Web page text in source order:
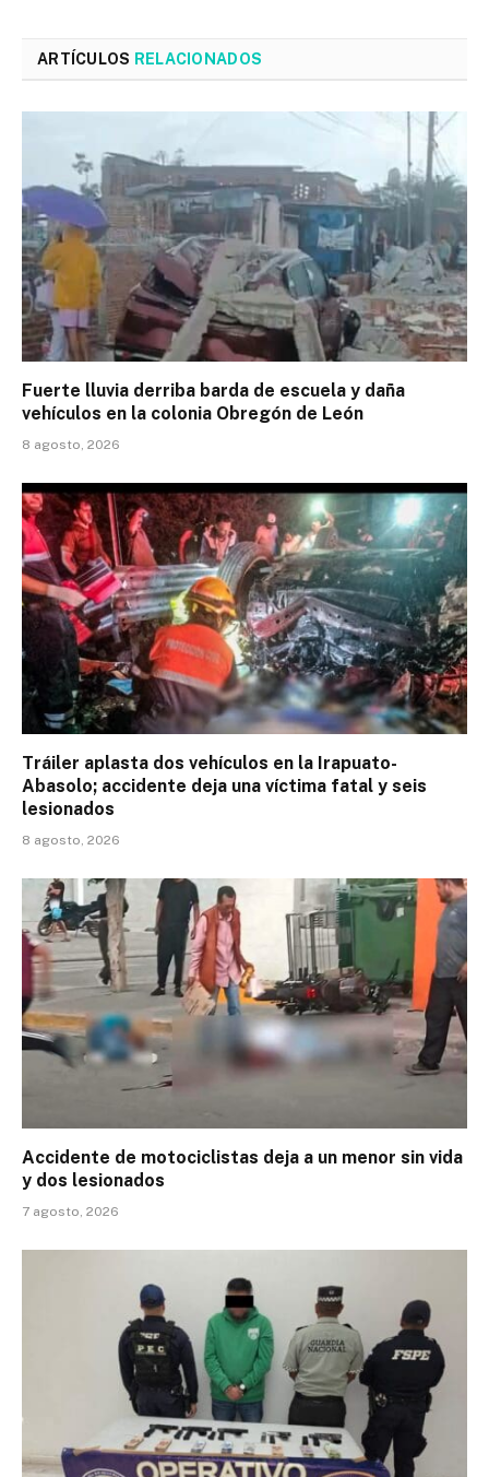
ARTÍCULOS RELACIONADOS
Fuerte lluvia derriba barda de escuela y daña
vehículos en la colonia Obregón de León
8 agosto, 2026
Tráiler aplasta dos vehículos en la Irapuato-
Abasolo; accidente deja una víctima fatal y seis
lesionados
8 agosto, 2026
Accidente de motociclistas deja a un menor sin vida
y dos lesionados
7 agosto, 2026